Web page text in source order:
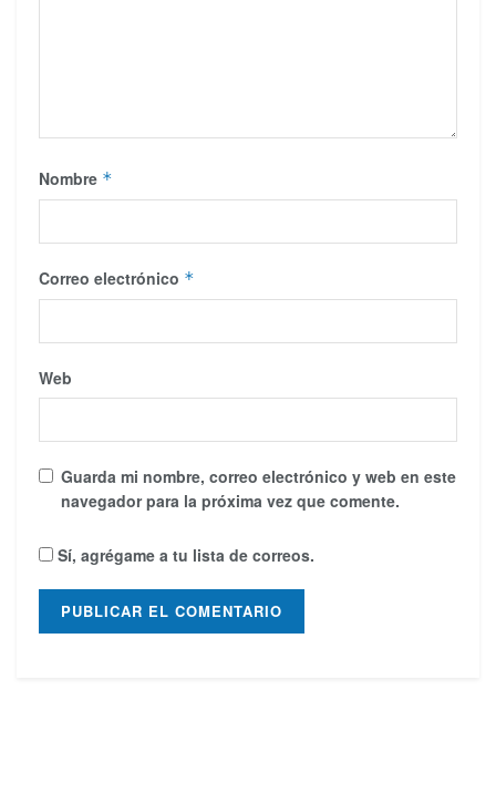
Nombre *
Correo electrónico *
Web
Guarda mi nombre, correo electrónico y web en este
navegador para la próxima vez que comente.
Sí, agrégame a tu lista de correos.